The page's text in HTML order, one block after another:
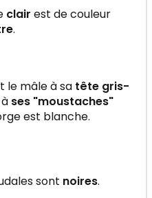
clair est de couleur
.
le mâle à sa tête gris-
ses "moustaches"
est blanche.
sont noires.